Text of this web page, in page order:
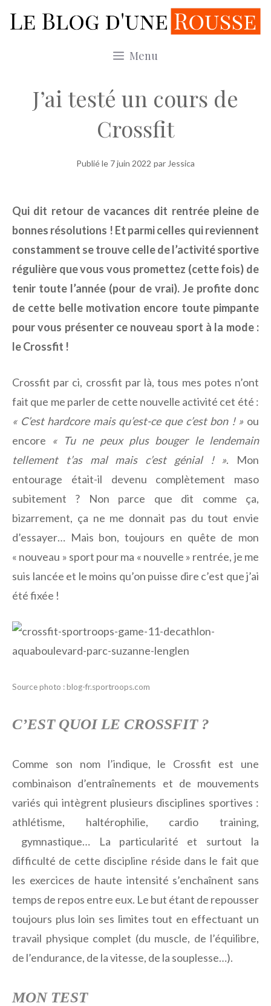
au
Menu
J’ai testé un cours de
Crossfit
Publié le 7 juin 2022 par Jessica
Qui dit retour de vacances dit rentrée pleine de
bonnes résolutions ! Et parmi celles qui reviennent
constamment se trouve celle de l’activité sportive
régulière que vous vous promettez (cette fois) de
tenir toute l’année (pour de vrai). Je profite donc
de cette belle motivation encore toute pimpante
pour vous présenter ce nouveau sport à la mode :
le Crossfit !
Crossfit par ci, crossfit par là, tous mes potes n’ont
fait que me parler de cette nouvelle activité cet été :
« C’est hardcore mais qu’est-ce que c’est bon ! » ou
encore « Tu ne peux plus bouger le lendemain
tellement t’as mal mais c’est génial ! ». Mon
entourage était-il devenu complètement maso
subitement ? Non parce que dit comme ça,
bizarrement, ça ne me donnait pas du tout envie
d’essayer… Mais bon, toujours en quête de mon
« nouveau » sport pour ma « nouvelle » rentrée, je me
suis lancée et le moins qu’on puisse dire c’est que j’ai
été fixée !
Source photo : blog-fr.sportroops.com
C’EST QUOI LE CROSSFIT ?
Comme son nom l’indique, le Crossfit est une
combinaison d’entraînements et de mouvements
variés qui intègrent plusieurs disciplines sportives :
athlétisme, haltérophilie, cardio training,
gymnastique… La particularité et surtout la
difficulté de cette discipline réside dans le fait que
les exercices de haute intensité s’enchaînent sans
temps de repos entre eux. Le but étant de repousser
toujours plus loin ses limites tout en effectuant un
travail physique complet (du muscle, de l’équilibre,
de l’endurance, de la vitesse, de la souplesse…).
MON TEST